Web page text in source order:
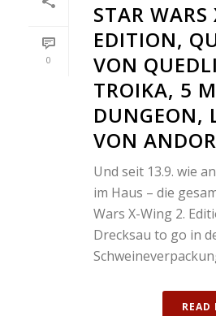
0
STAR
EDITION,
VON
TROIKA, 5
DUNGEON,
VON ANDOR
Und seit 13.9. wie
im Haus – die
Wars X-Wing 2.
Drecksau to go in
READ